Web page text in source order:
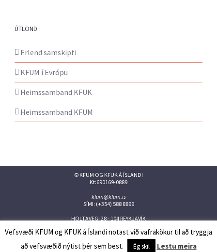
ÚTLÖND
Erlend samskipti
KFUM í Evrópu
Heimssamband KFUK
Heimssamband KFUM
© KFUM OG KFUK Á ÍSLANDI
Kt:690169-0889
kfum@kfum.is
SÍMI: (+354) 588 8899
HOLTAVEGI 28 - 104 REYKJAVÍK
Facebook
TwitterInstagram
Flickr YouTube
Issuu
Vefsvæði KFUM og KFUK á Íslandi notast við vafrakökur til að tryggja
að vefsvæðið nýtist þér sem best.
Ég skil Lestu meira